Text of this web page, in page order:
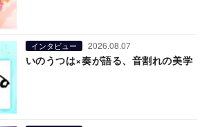
インタビュー 2026.08.07
いのうつは×奏が語る、音割れの美学